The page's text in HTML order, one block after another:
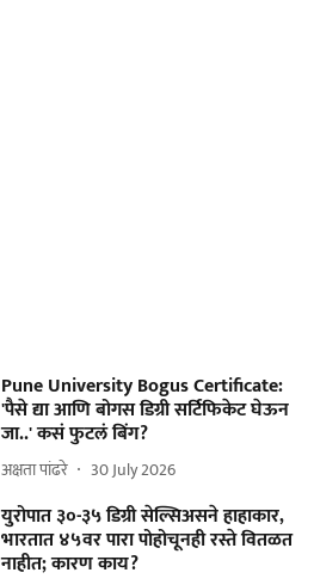
Pune University Bogus Certificate:
'पैसे द्या आणि बोगस डिग्री सर्टिफिकेट घेऊन
जा..' कसं फुटलं बिंग?
अक्षता पांढरे 30 July 2026
युरोपात ३०-३५ डिग्री सेल्सिअसने हाहाकार,
भारतात ४५वर पारा पोहोचूनही रस्ते वितळत
नाहीत; कारण काय?